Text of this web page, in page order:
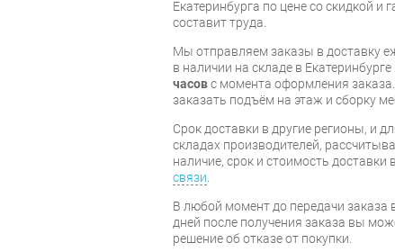
Екатеринбурга по цене со скидкой и
составит труда.
Мы отправляем заказы в доставку
в наличии на складе в
часовс момента оформления
заказать подъём на этаж и сборку
Срок доставки в другие регионы, и
складах производителей,
наличие, срок и стоимость
связи
В любой момент до передачи заказа
дней после получения заказа вы
решение об отказе от покупки.